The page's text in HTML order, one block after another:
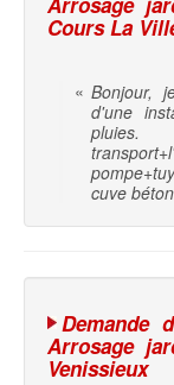
Cours La
« Bonjour,
d'une
cuve
Demande
Arrosage
Venissieux